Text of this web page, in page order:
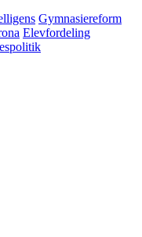
Gymnasiereform
Elevfordeling